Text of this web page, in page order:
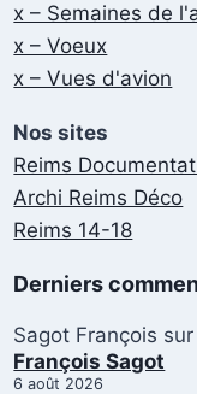
x – Semaines de
x – Voeux
x – Vues d'avion
Nos sites
Reims
Archi Reims Déco
Reims 14-18
Derniers
Sagot François sur
François Sagot
6 août 2026